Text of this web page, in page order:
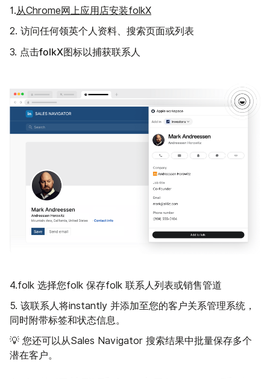
1.从Chrome网上应用店安装folkX
2. 访问任何领英个人资料、搜索页面或列表
3. 点击folkX图标以捕获联系人
4.folk 选择您folk 保存folk 联系人列表或销售管道
5. 该联系人将instantly 并添加至您的客户关系管理系统，
同时附带标签和状态信息。
💡 您还可以从Sales Navigator 搜索结果中批量保存多个
潜在客户。